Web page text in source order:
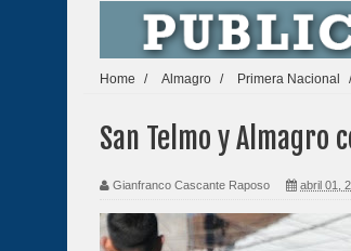
Home / Almagro / Primera Nacional
San Telmo y Almagro
Gianfranco Cascante Raposo abril 01,